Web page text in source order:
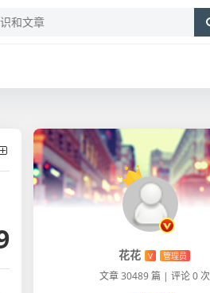
花花 V 管理员
文章 30489 篇 | 评论 0 次